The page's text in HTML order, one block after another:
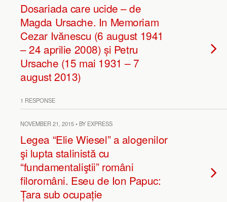
Dosariada care ucide – de
Magda Ursache. In Memoriam
Cezar Ivănescu (6 august 1941
– 24 aprilie 2008) și Petru
Ursache (15 mai 1931 – 7
august 2013)
1 RESPONSE
NOVEMBER 21, 2015 • BY EXPRESS
Legea “Elie Wiesel” a alogenilor
şi lupta stalinistă cu
“fundamentaliştii” români
filoromâni. Eseu de Ion Papuc:
Țara sub ocupație